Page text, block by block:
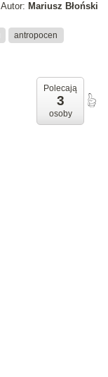
Autor: Mariusz Błoński
antropocen
Polecają
3
osoby